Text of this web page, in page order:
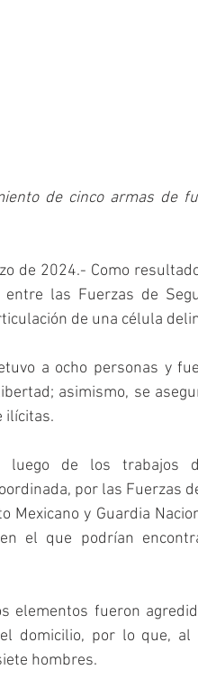
de cinco armas de
de 2024.- Como
entre las Fuerzas de
de una célula
a ocho personas y
asimismo, se
ilícitas.
luego de los trabajos
por las Fuerzas
Mexicano y Guardia
el que podrían
elementos fueron
domicilio, por lo que,
hombres.